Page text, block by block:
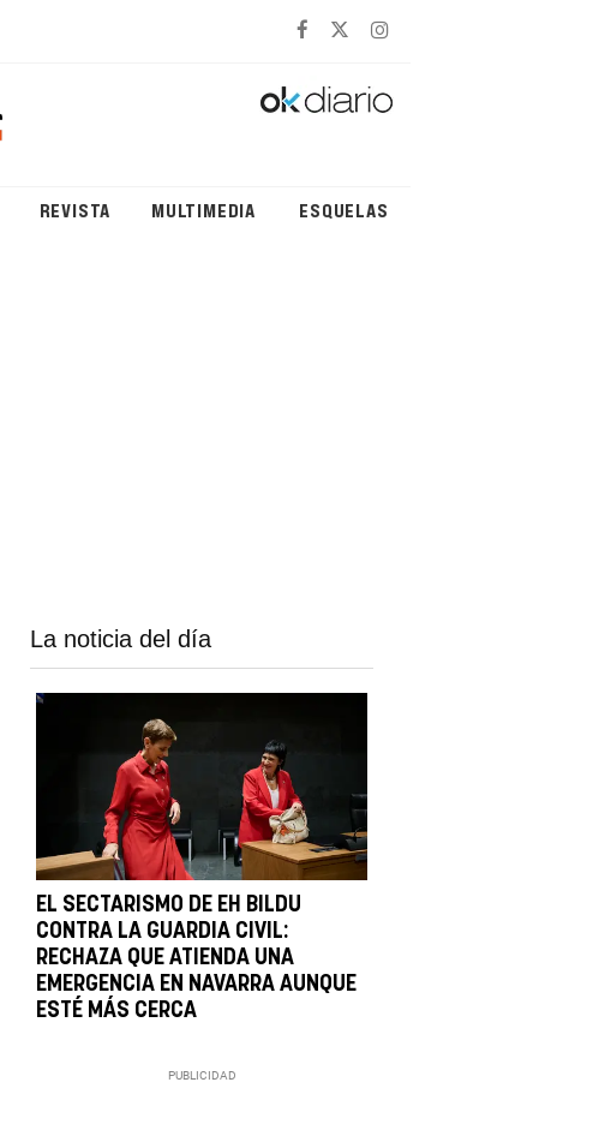
REVISTA MULTIMEDIA ESQUELAS
La noticia del día
EL SECTARISMO DE EH BILDU
CONTRA LA GUARDIA CIVIL:
RECHAZA QUE ATIENDA UNA
EMERGENCIA EN NAVARRA AUNQUE
ESTÉ MÁS CERCA